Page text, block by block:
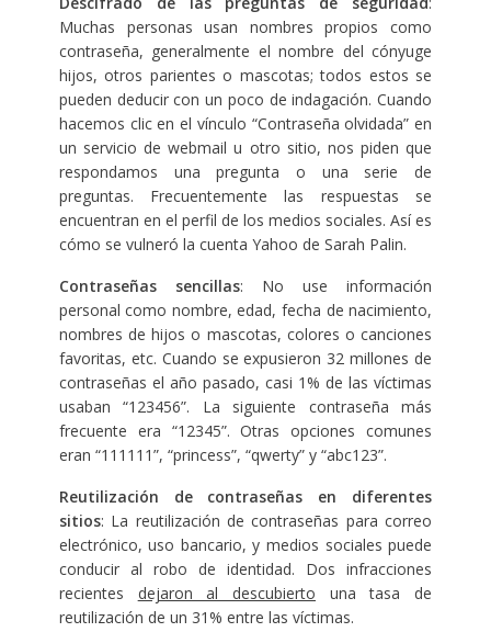
Muchas personas usan nombres propios como
contraseña, generalmente el nombre del cónyuge
hijos, otros parientes o mascotas; todos estos se
pueden deducir con un poco de indagación. Cuando
hacemos clic en el vínculo “Contraseña olvidada” en
un servicio de webmail u otro sitio, nos piden que
respondamos una pregunta o una serie de
preguntas. Frecuentemente las respuestas se
encuentran en el perfil de los medios sociales. Así es
cómo se vulneró la cuenta Yahoo de Sarah Palin.
Contraseñas sencillas: No use información
personal como nombre, edad, fecha de nacimiento,
nombres de hijos o mascotas, colores o canciones
favoritas, etc. Cuando se expusieron 32 millones de
contraseñas el año pasado, casi 1% de las víctimas
usaban “123456”. La siguiente contraseña más
frecuente era “12345”. Otras opciones comunes
eran “111111”, “princess”, “qwerty” y “abc123”.
Reutilización de contraseñas en diferentes
sitios: La reutilización de contraseñas para correo
electrónico, uso bancario, y medios sociales puede
conducir al robo de identidad. Dos infracciones
recientes dejaron al descubierto una tasa de
reutilización de un 31% entre las víctimas.